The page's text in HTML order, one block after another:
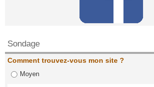
Sondage
Comment trouvez-vous mon site ?
Moyen